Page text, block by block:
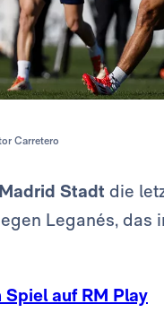
Carretero
Stadt die
Leganés, das
auf RM Play